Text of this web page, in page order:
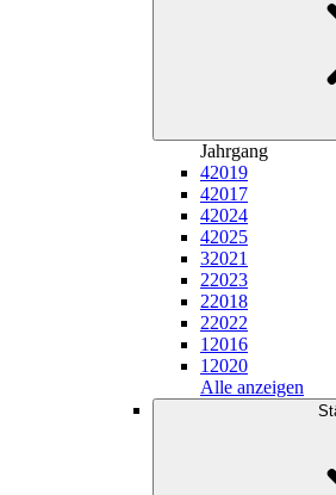
Jahrgang
42019
42017
42024
42025
32021
22023
22018
22022
1 2016
1 2020
Alle anzeigen